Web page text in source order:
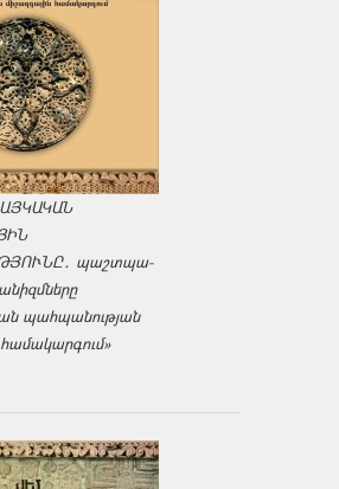
պաշտպա­
պահպանության